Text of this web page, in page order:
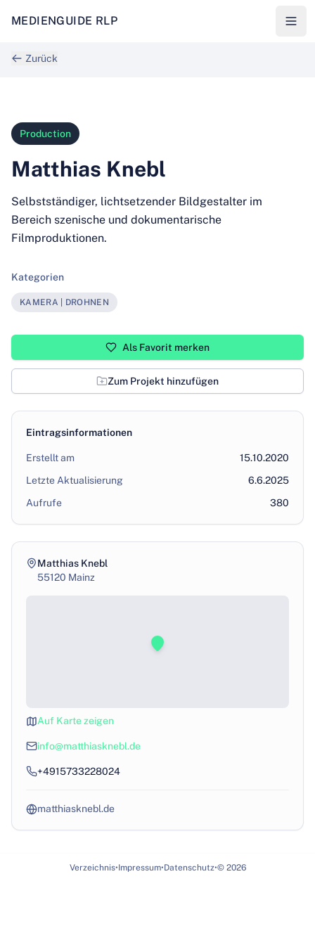
MEDIENGUIDE RLP
Zurück
Production
Matthias Knebl
Selbstständiger, lichtsetzender Bildgestalter im
Bereich szenische und dokumentarische
Filmproduktionen.
Kategorien
KAMERA | DROHNEN
Als Favorit merken
Zum Projekt hinzufügen
Eintragsinformationen
Erstellt am
15.10.2020
Letzte Aktualisierung
6.6.2025
Aufrufe
380
Matthias Knebl
55120 Mainz
Auf Karte zeigen
info@matthiasknebl.de
+4915733228024
matthiasknebl.de
Verzeichnis•Impressum•Datenschutz•© 2026